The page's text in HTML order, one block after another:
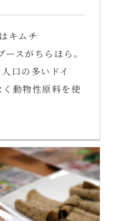
キムチ
スがちらほら。
口の多いドイ
動物性原料を使